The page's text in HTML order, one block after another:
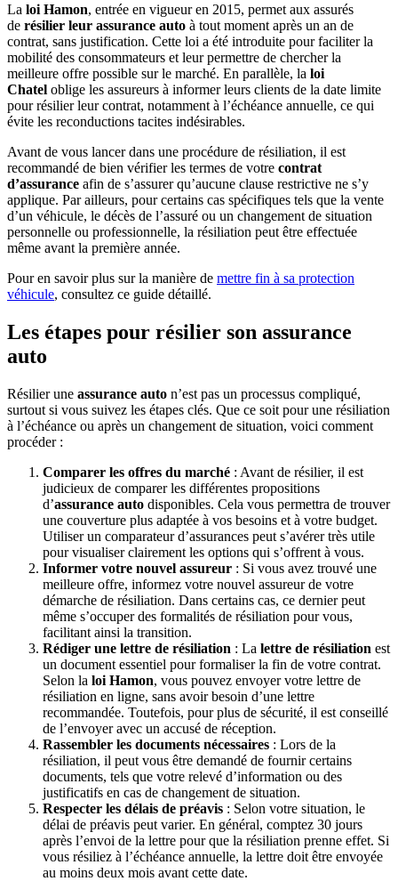
La loi Hamon, entrée en vigueur en 2015, permet aux assurés
de résilier leur assurance auto à tout moment après un an de
contrat, sans justification. Cette loi a été introduite pour faciliter la
mobilité des consommateurs et leur permettre de chercher la
meilleure offre possible sur le marché. En parallèle, la loi
Chatel oblige les assureurs à informer leurs clients de la date limite
pour résilier leur contrat, notamment à l’échéance annuelle, ce qui
évite les reconductions tacites indésirables.
Avant de vous lancer dans une procédure de résiliation, il est
recommandé de bien vérifier les termes de votre contrat
d’assurance afin de s’assurer qu’aucune clause restrictive ne s’y
applique. Par ailleurs, pour certains cas spécifiques tels que la vente
d’un véhicule, le décès de l’assuré ou un changement de situation
personnelle ou professionnelle, la résiliation peut être effectuée
même avant la première année.
Pour en savoir plus sur la manière de mettre fin à sa protection
véhicule, consultez ce guide détaillé.
Les étapes pour résilier son assurance
auto
Résilier une assurance auto n’est pas un processus compliqué,
surtout si vous suivez les étapes clés. Que ce soit pour une résiliation
à l’échéance ou après un changement de situation, voici comment
procéder :
Comparer les offres du marché : Avant de résilier, il est
judicieux de comparer les différentes propositions
d’assurance auto disponibles. Cela vous permettra de trouver
une couverture plus adaptée à vos besoins et à votre budget.
Utiliser un comparateur d’assurances peut s’avérer très utile
pour visualiser clairement les options qui s’offrent à vous.
Informer votre nouvel assureur : Si vous avez trouvé une
meilleure offre, informez votre nouvel assureur de votre
démarche de résiliation. Dans certains cas, ce dernier peut
même s’occuper des formalités de résiliation pour vous,
facilitant ainsi la transition.
Rédiger une lettre de résiliation : La lettre de résiliation est
un document essentiel pour formaliser la fin de votre contrat.
Selon la loi Hamon, vous pouvez envoyer votre lettre de
résiliation en ligne, sans avoir besoin d’une lettre
recommandée. Toutefois, pour plus de sécurité, il est conseillé
de l’envoyer avec un accusé de réception.
Rassembler les documents nécessaires : Lors de la
résiliation, il peut vous être demandé de fournir certains
documents, tels que votre relevé d’information ou des
justificatifs en cas de changement de situation.
Respecter les délais de préavis : Selon votre situation, le
délai de préavis peut varier. En général, comptez 30 jours
après l’envoi de la lettre pour que la résiliation prenne effet. Si
vous résiliez à l’échéance annuelle, la lettre doit être envoyée
au moins deux mois avant cette date.